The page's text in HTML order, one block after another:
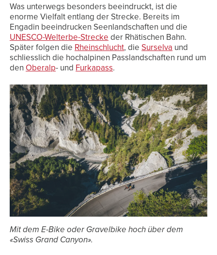
Was unterwegs besonders beeindruckt, ist die
enorme Vielfalt entlang der Strecke. Bereits im
Engadin beeindrucken Seenlandschaften und die
UNESCO-Welterbe-Streckeder Rhätischen Bahn.
Später folgen dieRheinschlucht, dieSurselvaund
schliesslich die hochalpinen Passlandschaften rund um
denOberalp- undFurkapass.
Mit dem E-Bike oder Gravelbike hoch über dem
«Swiss Grand Canyon».